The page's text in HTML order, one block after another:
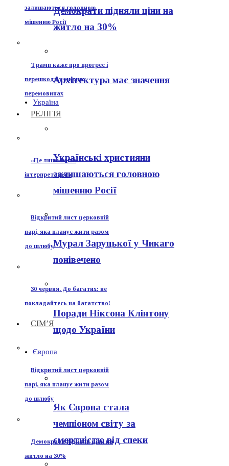
залишаються головною
мішенню Росії
Трамп каже про прогрес і
перешкоди у мирних
перемовинах
РЕЛІГІЯ
«Це лише ваша
інтерпретація!»
Відкритий лист церковній
парі, яка планує жити разом
до шлюбу
30 червня. До багатих: не
покладайтесь на багатство!
СІМ’Я
Відкритий лист церковній
парі, яка планує жити разом
до шлюбу
Демократи підняли ціни на
житло на 30%
Демократи підняли ціни на
житло на 30%
Архітектура має значення
Україна
Українські християни
залишаються головною
мішенню Росії
Мурал Заруцької у Чикаго
понівечено
Поради Ніксона Клінтону
щодо України
Європа
Як Європа стала
чемпіоном світу за
смертністю від спеки